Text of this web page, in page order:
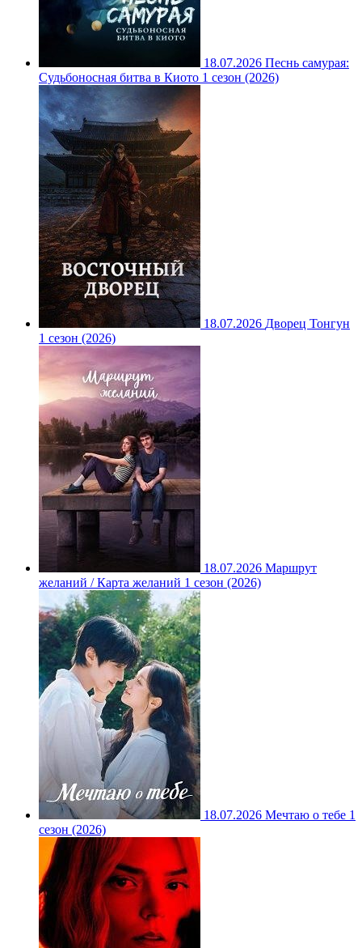
18.07.2026 Песнь самурая:
Судьбоносная битва в Киото 1 сезон (2026)
18.07.2026 Дворец Тонгун
1 сезон (2026)
18.07.2026 Маршрут
желаний / Карта желаний 1 сезон (2026)
18.07.2026 Мечтаю о тебе 1
сезон (2026)